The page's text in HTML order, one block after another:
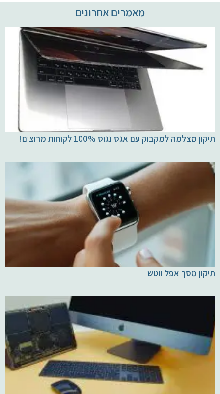
מחשבי אפל משומשים
חלקים למק | Apple
שירות תיקונים למכשירי אפל
יצירת קשר
מאמרים אחרונים
תיקון מצלמה למקבוק עם אגס נגוס 100% לקוחות מרוצים!
תיקון מסך אפל ווטש